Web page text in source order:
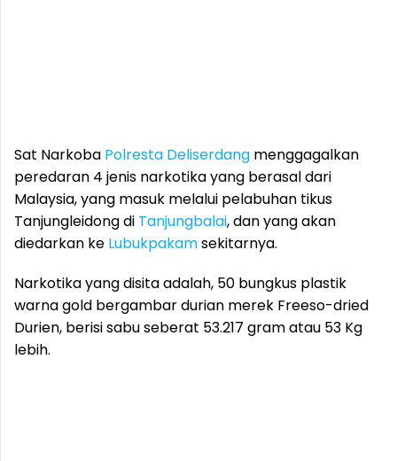
Sat Narkoba Polresta Deliserdang menggagalkan
peredaran 4 jenis narkotika yang berasal dari
Malaysia, yang masuk melalui pelabuhan tikus
Tanjungleidong di Tanjungbalai, dan yang akan
diedarkan ke Lubukpakamsekitarnya.
Narkotika yang disita adalah, 50 bungkus plastik
warna gold bergambar durian merek Freeso-dried
Durien, berisi sabu seberat 53.217 gram atau 53 Kg
lebih.